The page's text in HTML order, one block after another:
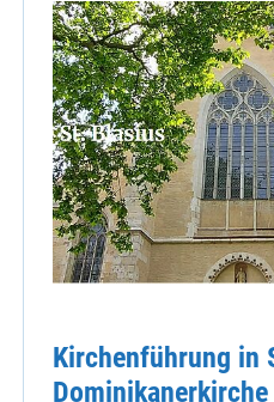
Kirchenführung in
Dominikanerkirche